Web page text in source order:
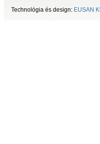
Technológia és design: EUSAN